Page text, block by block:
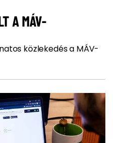
A MÁV-
közlekedés a MÁV-